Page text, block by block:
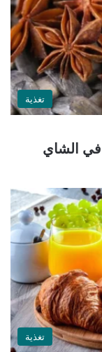
تغذية
في الشاي
تغذية